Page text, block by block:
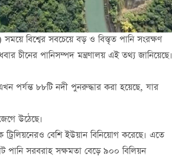
বিশ্বের সবচেয়ে বড় ও বিস্তৃত পানি সংরক্ষণ
চীনের পানিসম্পদ মন্ত্রণালয় এই তথ্য জানিয়েছে।
পর্যন্ত ৮৮টি নদী পুনরুদ্ধার করা হয়েছে, যার
উঠেছে।
বেশি ইউয়ান বিনিয়োগ করেছে। এতে
পানি সরবরাহ সক্ষমতা বেড়ে ৯০০ বিলিয়ন